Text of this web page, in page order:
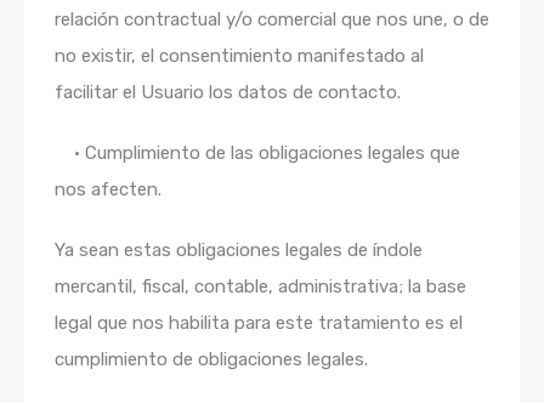
relación contractual y/o comercial que nos une, o de
no existir, el consentimiento manifestado al
facilitar el Usuario los datos de contacto.
• Cumplimiento de las obligaciones legales que
nos afecten.
Ya sean estas obligaciones legales de índole
mercantil, fiscal, contable, administrativa; la base
legal que nos habilita para este tratamiento es el
cumplimiento de obligaciones legales.